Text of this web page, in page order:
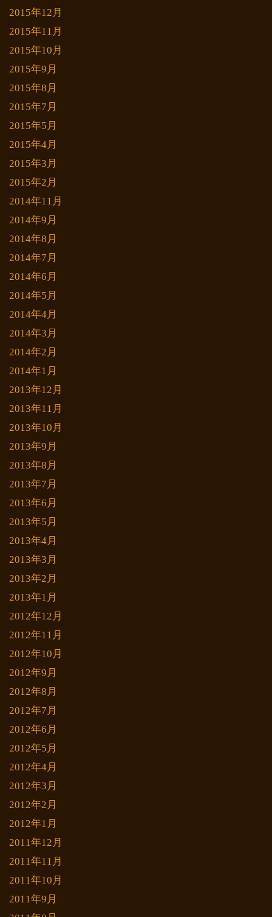
2015年12月
2015年11月
2015年10月
2015年9月
2015年8月
2015年7月
2015年5月
2015年4月
2015年3月
2015年2月
2014年11月
2014年9月
2014年8月
2014年7月
2014年6月
2014年5月
2014年4月
2014年3月
2014年2月
2014年1月
2013年12月
2013年11月
2013年10月
2013年9月
2013年8月
2013年7月
2013年6月
2013年5月
2013年4月
2013年3月
2013年2月
2013年1月
2012年12月
2012年11月
2012年10月
2012年9月
2012年8月
2012年7月
2012年6月
2012年5月
2012年4月
2012年3月
2012年2月
2012年1月
2011年12月
2011年11月
2011年10月
2011年9月